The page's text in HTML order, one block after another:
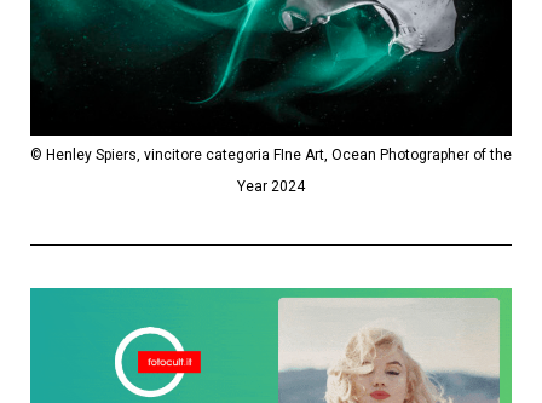
© Henley Spiers, vincitore categoria FIne Art, Ocean Photographer of the
Year 2024